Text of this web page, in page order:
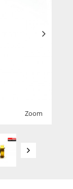
Zoom